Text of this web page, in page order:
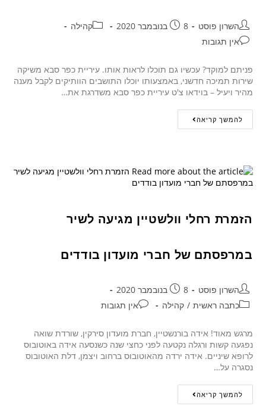
השרון פוסט 8 בנובמבר 2020
קהילה
אין תגובות
פניתם למוקד? עכשיו גם תוכלו לראות אותו. עיריית כפר סבא משיקה
שירות תמיכה חדשני, באמצעותו יוכלו התושבים הוותיקים לקבל מענה
מהיר ויעיל – בוידאו צ'ט עיריית כפר סבא משדרגת את…
להמשך קריאה
הזמרת רחלי וולשטיין מגיעה לשיר
במרפסתם של חברי מועדון בודדים
השרון פוסט
8 בנובמבר 2020
כתבה ראשית / קהילה אין תגובות
מרגש מאוד! אידה בורנשטיין, חברת מועדון סירקין, שורדת שואה
נפגעה קשות ורגלה נקטעה לפני כחצי שנה כשנסעה אידה באוטובוס
לרופא שיניים. אידה ירדה מהאוטובוס ברחוב ויצמן, דלת האוטובוס
נסגרה על…
להמשך קריאה